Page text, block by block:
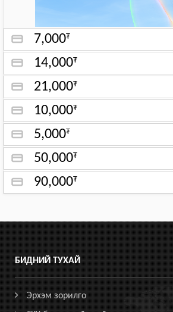
7,000₮
14,000₮
21,000₮
10,000₮
5,000₮
50,000₮
90,000₮
БИДНИЙ ТУХАЙ
Эрхэм зорилго